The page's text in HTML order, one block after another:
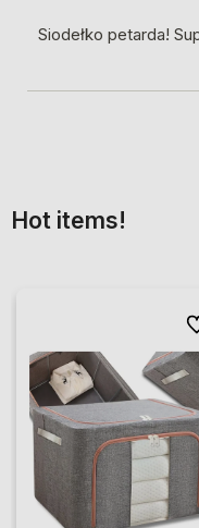
Siodełko petarda!
Hot items!